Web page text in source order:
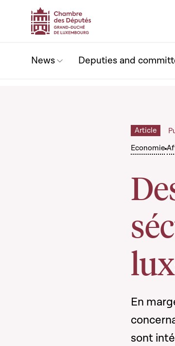
News Deputies and
Economie
Article
En
sont